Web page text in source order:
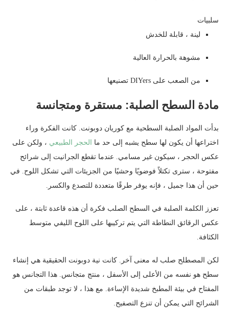
سلبيات
لينة ، قابلة للخدش
مشوهة بالحرارة العالية
من الصعب على DIYers تصنيعها
مادة السطح الصلبة: مستقرة ومتجانسة
بدأت المواد الصلبة السطحية مع كوريان دوبونت. كانت الفكرة وراء
اختراعها أن يكون لها سطح يشبه إلى حد ما
الحجر الطبيعي ، ولكن على
عكس الحجر ، سيكون غير مسامي. عندما تقطع الجرانيت إلى شرائح
مفتوحة ، سترى تكتلاً فوضويًا وحشيًا من الجزيئات التي تشكل اللوح. في
حين أن هذا جميل ، فإنه يوفر طرقًا متعددة للتصدع والكسر.
تعزز الكلمة الصلبة في السطح الصلب فكرة أن هذه قاعدة ثابتة ، على
عكس الرقائق النطاطة التي يتم تركيبها على اللوح الليفي متوسط ​​
الكثافة.
لكن المصطلح صلب له معنى آخر. كانت نية دوبونت الحقيقية هي إنشاء
سطح هو نفسه من الأعلى إلى الأسفل ، منتج متجانس. هذا التجانس هو
المفتاح في بيئة المطبخ شديدة الإساءة. مع هذا ، لا توجد طبقات من
الشرائح التي يمكن أن تنزع التصفيح.